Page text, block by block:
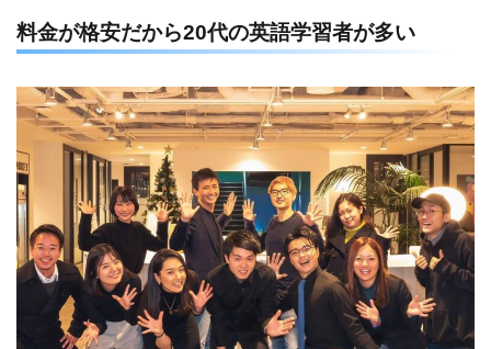
料金が格安だから20代の英語学習者が多い